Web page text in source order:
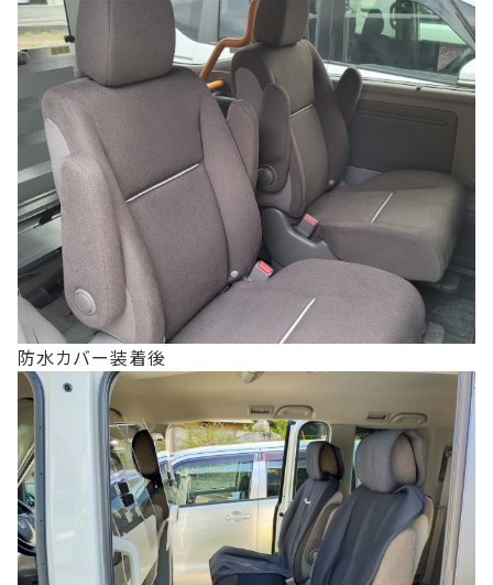
防水カバー装着後